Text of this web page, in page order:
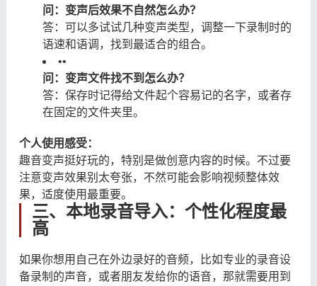
问：变声后效果不自然怎么办？
答：可以多试试几种变声类型，调整一下录制时的
语速和语调，找到最适合的组合。
••
问：变声文件找不到怎么办？
答：保存时记得给文件起个容易记的名字，或者存
在固定的文件夹里。
个人使用感受：
趣音变声挺好玩的，特别是做创意内容的时候。不过要
注意变声效果别太夸张，不然可能会影响视频整体效
果，适度使用最重要。
三、本地录音导入：个性化程度最
高
如果你想用自己在外边录好的音频，比如专业的录音设
备录制的声音，或者朋友发给你的语音，那就需要用到